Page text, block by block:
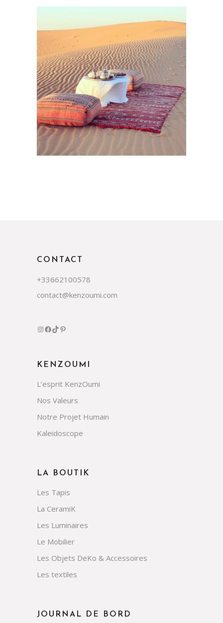
CONTACT
+33662100578
contact@kenzoumi.com
KENZOUMI
L’esprit KenzOumi
Nos Valeurs
Notre Projet Humain
Kaleidoscope
LA BOUTIK
Les Tapis
La CeramiK
Les Luminaires
Le Mobilier
Les Objets DeKo & Accessoires
Les textiles
JOURNAL DE BORD